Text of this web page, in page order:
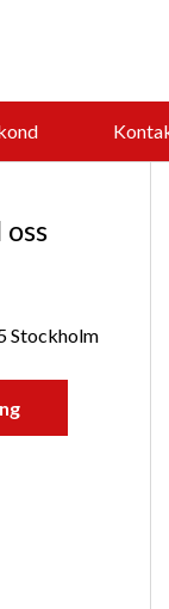
Stockholm